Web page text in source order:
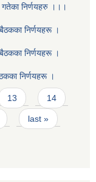
निर्णयहरु ।।।
निर्णयहरू ।
निर्णयहरू ।
निर्णयहरू ।
13 14
last »